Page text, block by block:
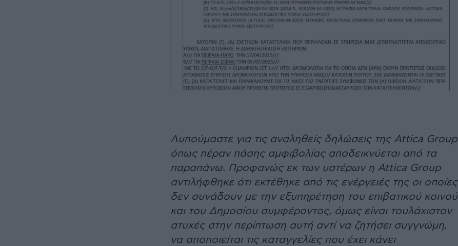
Λυπούμαστε για τις αναληθείς δηλώσεις της Attica Group
όπως πέραν πάσης αμφιβολίας αποδεικνύεται από τα
παραπάνω. Προφανώς εκ των υστέρων η Attica Group
αντιλήφθηκε ότι εκτέθηκε από τις ενέργειές της οι οποίες
δεν συνάδουν με την εξυπηρέτηση του επιβατικού κοινού
και του Δημοσίου συμφέροντος, όμως είναι τουλάχιστον
ατυχές στην περίπτωση αυτή αντί να ζητήσει συγγνώμη,
να αποποιείται τις καταγγελίες που έχει κάνει